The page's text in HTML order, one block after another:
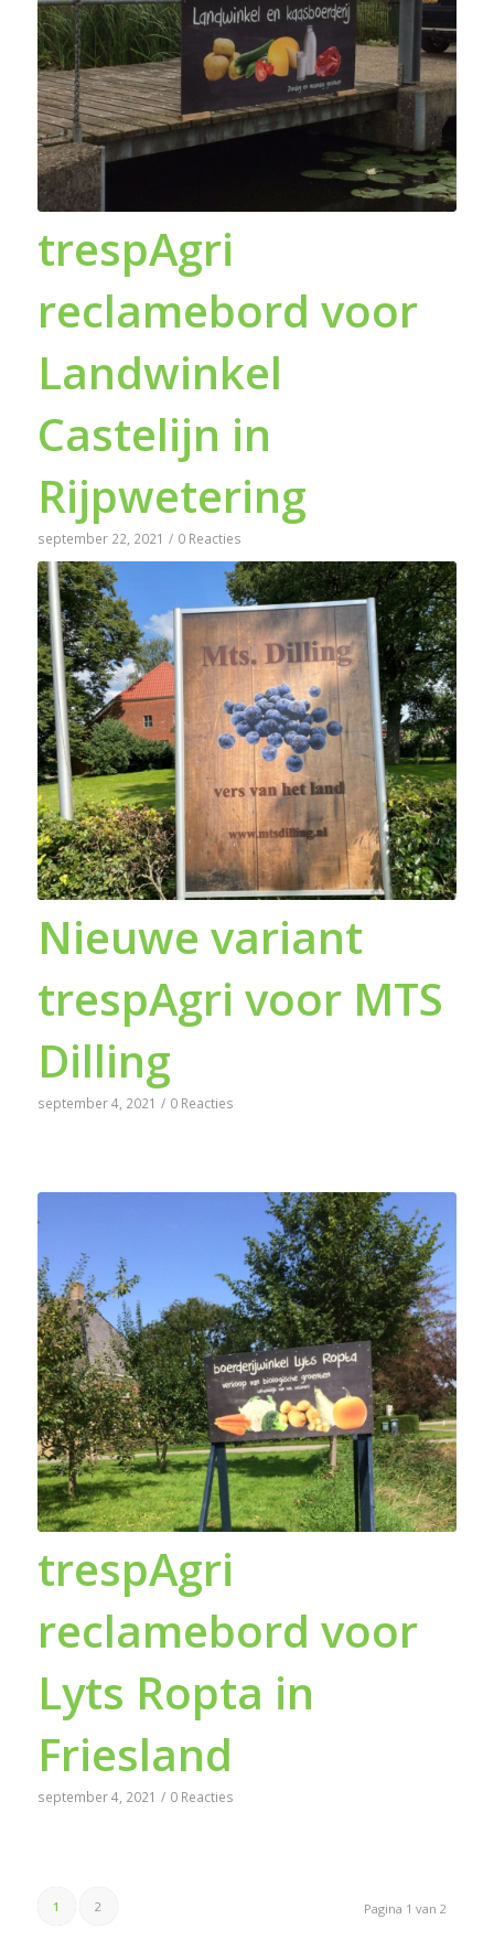
trespAgri
reclamebord voor
Landwinkel
Castelijn in
Rijpwetering
september 22, 2021 / 0 Reacties
Nieuwe variant
trespAgri voor MTS
Dilling
september 4, 2021 / 0 Reacties
trespAgri
reclamebord voor
Lyts Ropta in
Friesland
september 4, 2021 / 0 Reacties
Pagina 1 van 2
1 2